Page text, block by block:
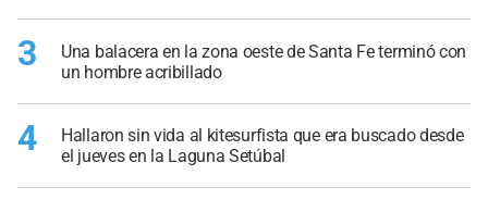
3
Una balacera en la zona oeste de Santa Fe terminó con
un hombre acribillado
4
Hallaron sin vida al kitesurfista que era buscado desde
el jueves en la Laguna Setúbal